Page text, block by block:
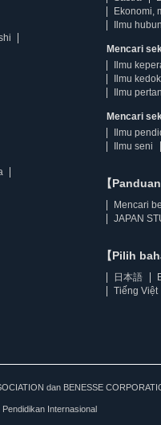
Ekonomi,
Ilmu
Mencari
Ilmu
Ilmu
Ilmu
Mencari
Ilmu
Ilmu seni
【
Mencari
JAPAN
【Pilih
日本語
Tiếng Việt
dan BENESSE
Internasional